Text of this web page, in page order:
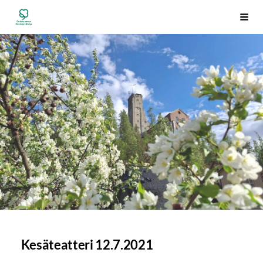
Siirry
sivun
sisältöön
Outokummun Reumayhdistys ry
Kesäteatteri 12.7.2021